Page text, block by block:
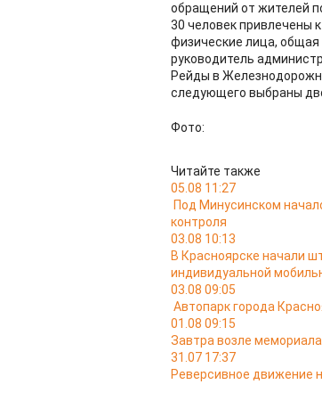
обращений от жителей
30 человек привлечены
физические лица,
руково​​дитель
Рейды в
следующего выбраны
Фото:
Читайте также
05.08 11:27
Под Минусинском
контроля
03.08 10:13
В Красноярске начали
индивидуальной
03.08 09:05
Автопарк города
01.08 09:15
Завтра возле
31.07 17:37
Реверсивное движение